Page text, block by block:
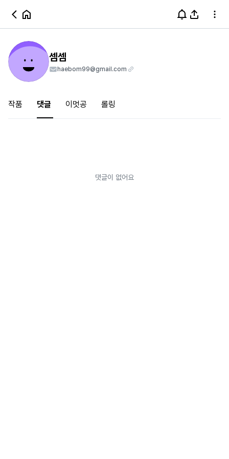
셈셈
haebom99@gmail.com
작품 댓글 이멋공 롤링
댓글이 없어요